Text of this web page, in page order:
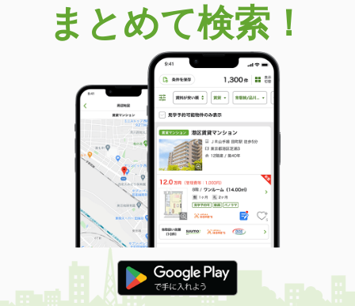
まとめて検索！